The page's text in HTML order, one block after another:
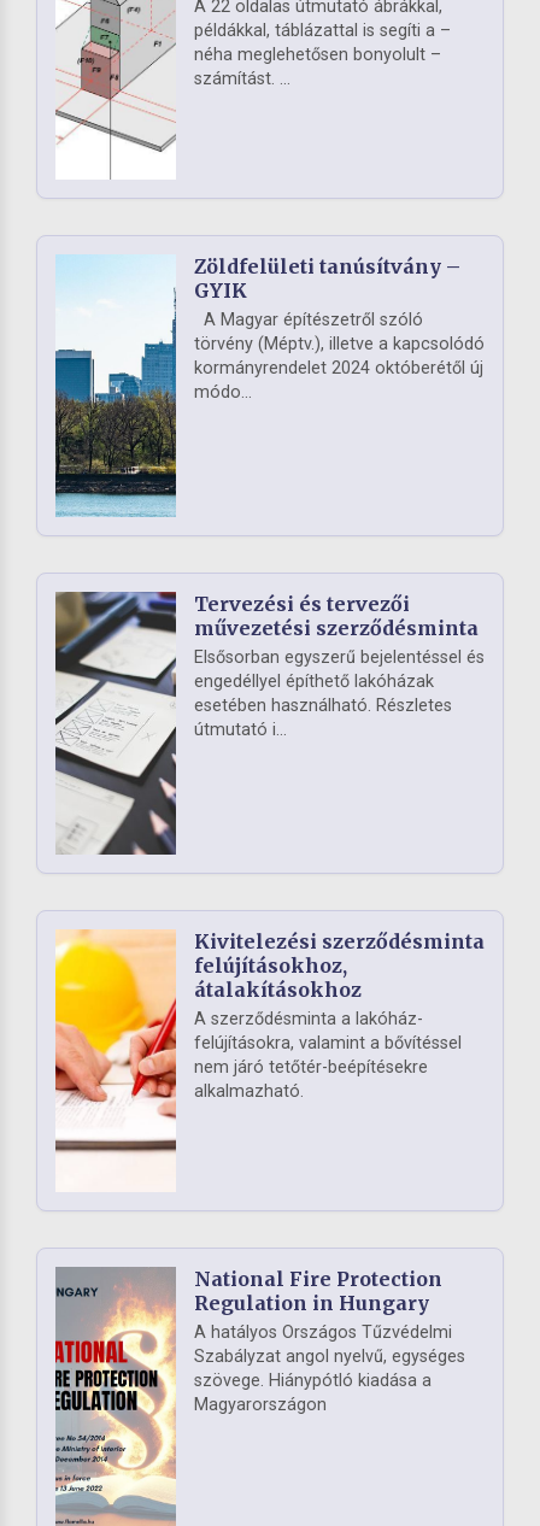
A 22 oldalas útmutató ábrákkal,
példákkal, táblázattal is segíti a –
néha meglehetősen bonyolult –
számítást. ...
Zöldfelületi tanúsítvány –
GYIK
A Magyar építészetről szóló
törvény (Méptv.), illetve a kapcsolódó
kormányrendelet 2024 októberétől új
módo...
Tervezési és tervezői
művezetési szerződésminta
Elsősorban egyszerű bejelentéssel és
engedéllyel építhető lakóházak
esetében használható. Részletes
útmutató i...
Kivitelezési szerződésminta
felújításokhoz,
átalakításokhoz
A szerződésminta a lakóház-
felújításokra, valamint a bővítéssel
nem járó tetőtér-beépítésekre
alkalmazható.
National Fire Protection
Regulation in Hungary
A hatályos Országos Tűzvédelmi
Szabályzat angol nyelvű, egységes
szövege. Hiánypótló kiadása a
Magyarországon